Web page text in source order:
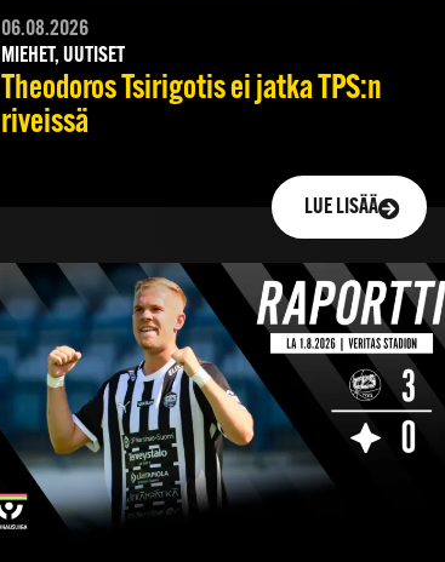
06.08.2026
MIEHET, UUTISET
Theodoros Tsirigotis ei jatka TPS:n
riveissä
LUE LISÄÄ